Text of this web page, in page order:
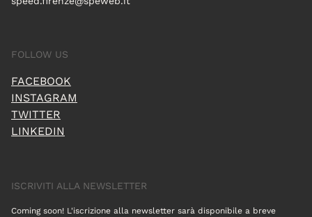
FOLLOW US
FACEBOOK
INSTAGRAM
TWITTER
LINKEDIN
ISCRIVITI ALLA NEWSLETTER
Coming soon! L'iscrizione alla newsletter sarà disponibile a breve